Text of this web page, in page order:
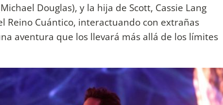
Douglas), y la hija de Scott, Cassie Lang
Reino Cuántico, interactuando con extrañas
aventura que los llevará más allá de los límites